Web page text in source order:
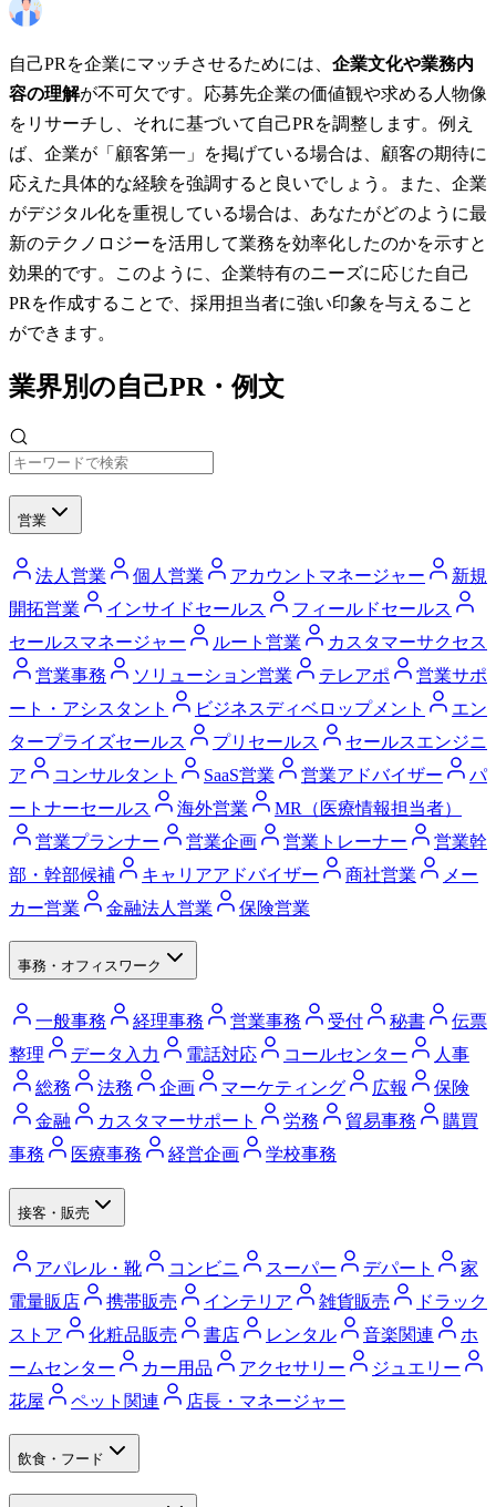
自己PRを企業にマッチさせるためには、 企業文化や業務内
容の理解が不可欠です。応募先企業の価値観や求める人物像
をリサーチし、それに基づいて自己PRを調整します。例え
ば、企業が「顧客第一」を掲げている場合は、顧客の期待に
応えた具体的な経験を強調すると良いでしょう。また、企業
がデジタル化を重視している場合は、あなたがどのように最
新のテクノロジーを活用して業務を効率化したのかを示すと
効果的です。このように、企業特有のニーズに応じた自己
PRを作成することで、採用担当者に強い印象を与えること
ができます。
業界別の自己PR・例文
営業
法人営業 個人営業 アカウントマネージャー
新規
開拓営業
インサイドセールス
フィールドセールス
セールスマネージャー
ルート営業
カスタマーサクセス
営業事務
ソリューション営業 テレアポ
営業サポ
ート・アシスタント
ビジネスディベロップメント
エン
タープライズセールス
プリセールス
セールスエンジニ
ア
コンサルタント SaaS営業 営業アドバイザー
パ
ートナーセールス
海外営業
MR（医療情報担当者）
営業プランナー
営業企画 営業トレーナー
営業幹
部・幹部候補
キャリアアドバイザー 商社営業
メー
カー営業
金融法人営業 保険営業
事務・オフィスワーク
一般事務 経理事務 営業事務 受付 秘書
伝票
整理
データ入力 電話対応 コールセンター
人事
総務
法務 企画 マーケティング 広報
保険
金融
カスタマーサポート 労務 貿易事務
購買
事務
医療事務 経営企画 学校事務
接客・販売
アパレル・靴 コンビニ スーパー デパート
家
電量販店
携帯販売 インテリア 雑貨販売
ドラック
ストア
化粧品販売 書店 レンタル 音楽関連
ホ
ームセンター
カー用品 アクセサリー
ジュエリー
花屋
ペット関連 店長・マネージャー
飲食・フード